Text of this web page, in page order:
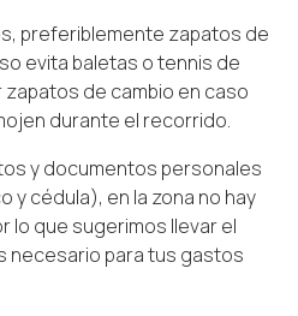
preferiblemente zapatos de
evita baletas o tennis de
de cambio en caso
durante el recorrido.
y documentos personales
y cédula), en la zona no hay
lo que sugerimos llevar el
para tus gastos